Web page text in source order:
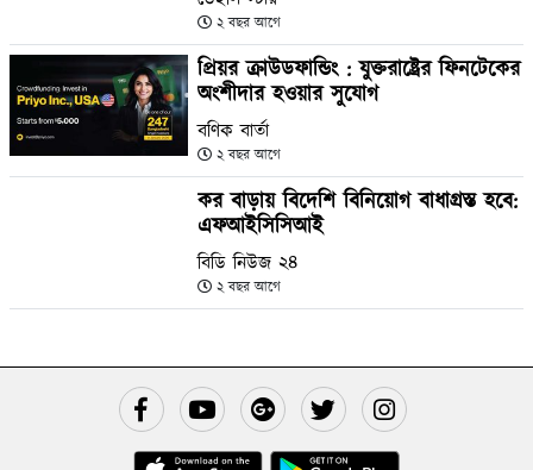
২ বছর আগে
প্রিয়র ক্রাউডফান্ডিং : যুক্তরাষ্ট্রের ফিনটেকের
অংশীদার হওয়ার সুযোগ
বণিক বার্তা
২ বছর আগে
কর বাড়ায় বিদেশি বিনিয়োগ বাধাগ্রস্ত হবে:
এফআইসিসিআই
বিডি নিউজ ২৪
২ বছর আগে